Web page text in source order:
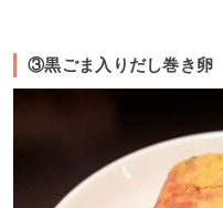
③黒ごま入りだし巻き卵